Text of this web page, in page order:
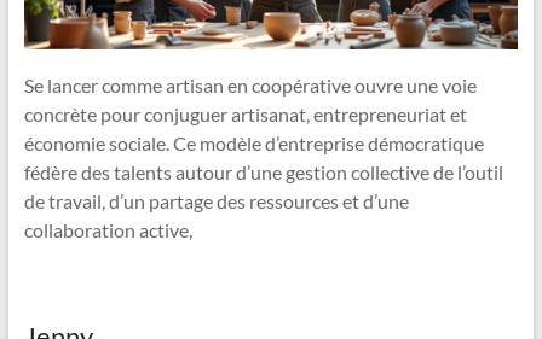
Se lancer comme artisan en coopérative ouvre une voie
concrète pour conjuguer artisanat, entrepreneuriat et
économie sociale. Ce modèle d’entreprise démocratique
fédère des talents autour d’une gestion collective de l’outil
de travail, d’un partage des ressources et d’une
collaboration active,